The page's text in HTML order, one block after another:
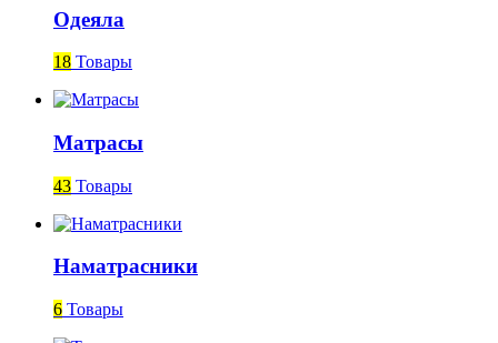
Одеяла
18 Товары
Матрасы
43 Товары
Наматрасники
6 Товары